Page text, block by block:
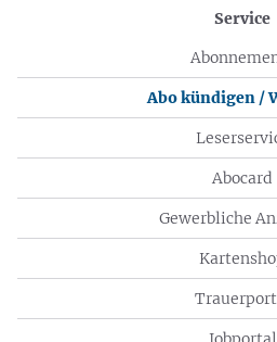
Service
Abo kündigen /
Abocard
Gewerbliche